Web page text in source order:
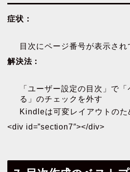
症状：
目次にページ番号が表示され
解決法：
「ユーザー設定の目次」で
る」のチェックを外す
Kindleは可変レイアウトの
<div id=”section7″></div>